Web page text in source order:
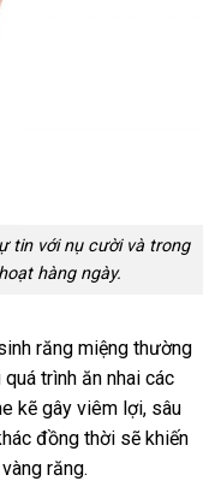
tin với nụ cười và trong
hàng ngày.
răng miệng thường
trình ăn nhai các
kẽ gây viêm lợi, sâu
đồng thời sẽ khiến
răng.